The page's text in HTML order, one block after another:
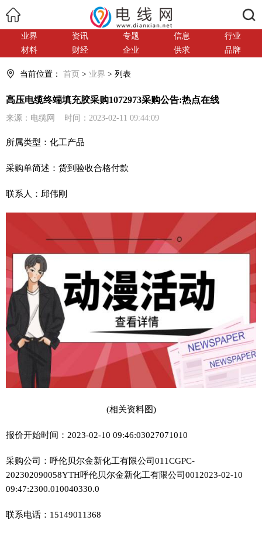
业界 资讯 专题 信息
行业
材料
财经 企业 供求 品牌
当前位置： 首页 > 业界 > 列表
高压电缆终端填充胶采购1072973采购公告:热点在线
来源：电缆网 时间：2023-02-11 09:44:09
所属类型：化工产品
采购单简述：货到验收合格付款
联系人：邱伟刚
(相关资料图)
报价开始时间：2023-02-10 09:46:03027071010
采购公司：呼伦贝尔金新化工有限公司011CGPC-
202302090058YTH呼伦贝尔金新化工有限公司0012023-02-10
09:47:2300.010040330.0
联系电话：15149011368